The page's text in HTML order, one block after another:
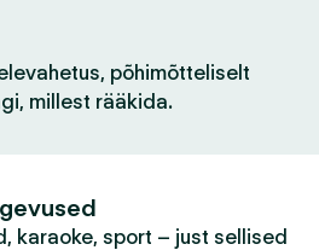
põhimõtteliselt
millest rääkida.
karaoke, sport – just sellised